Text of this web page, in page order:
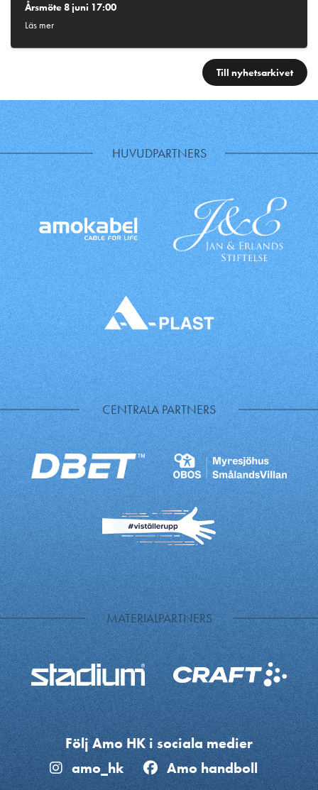
Årsmöte 8 juni 17:00
Läs mer
Till nyhetsarkivet
HUVUDPARTNERS
CENTRALA PARTNERS
MATERIALPARTNERS
Följ Amo HK i sociala medier
amo_hk
Amo handboll